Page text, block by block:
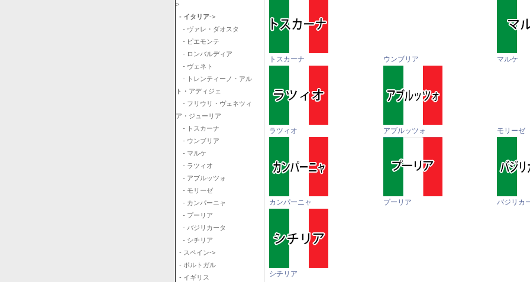
>
- イタリア->
- ヴァレ・ダオスタ
- ピエモンテ
- ロンバルディア
- ヴェネト
- トレンティーノ・アル
ト・アディジェ
- フリウリ・ヴェネツィ
ア・ジューリア
- トスカーナ
- ウンブリア
- マルケ
- ラツィオ
- アブルッツォ
- モリーゼ
- カンパーニャ
- プーリア
- バジリカータ
- シチリア
- スペイン->
- ポルトガル
- イギリス
トスカーナ ウンブリア マルケ
ラツィオ アブルッツォ モリーゼ
カンパーニャ プーリア バジリカ
シチリア